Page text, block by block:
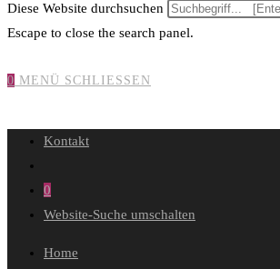
Diese Website durchsuchen
Escape to close the search panel.
0 MENÜ SCHLIESSEN
Kontakt
0
Website-Suche umschalten
Home